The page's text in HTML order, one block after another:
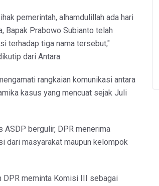
pemerintah, alhamdulillah ada hari
Bapak Prabowo Subianto telah
terhadap tiga nama tersebut,"
dari Antara.
rangkaian komunikasi antara
kasus yang mencuat sejak Juli
ASDP bergulir, DPR menerima
dari masyarakat maupun kelompok
DPR meminta Komisi III sebagai